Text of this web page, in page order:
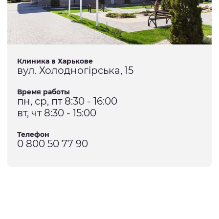
Клиника в Харькове
вул. Холодногірська, 15
Время работы
пн, ср, пт 8:30 - 16:00
вт, чт 8:30 - 15:00
Телефон
0 800 50 77 90